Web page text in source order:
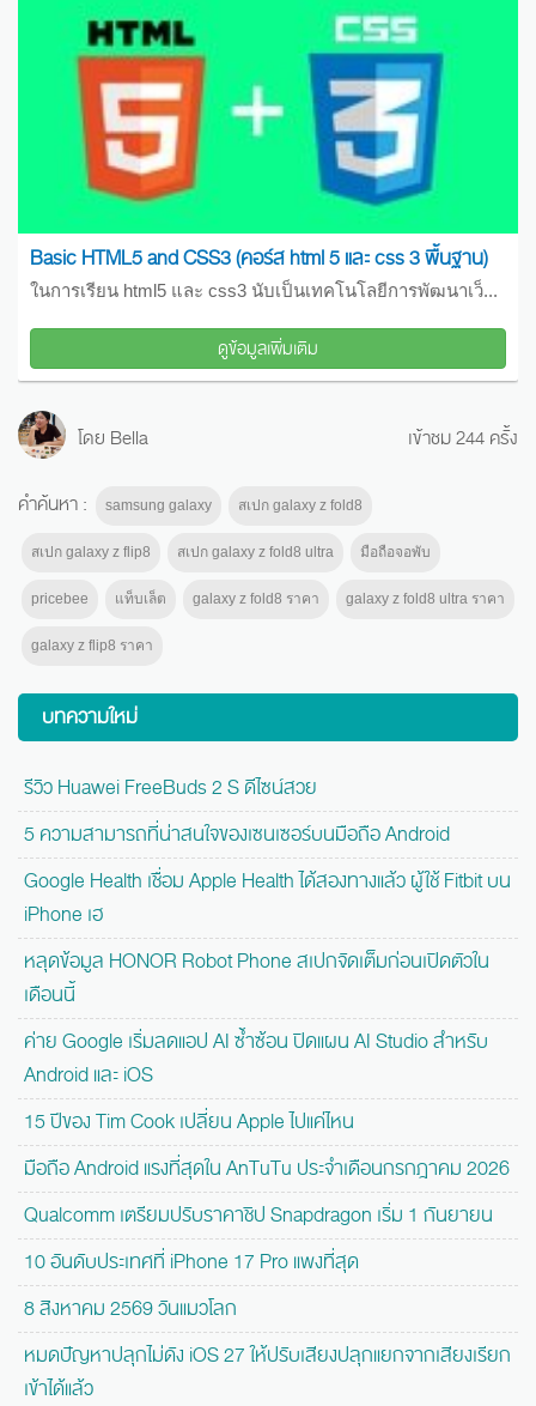
Basic HTML5 and CSS3 (คอร์ส html 5 และ css 3 พื้นฐาน)
ในการเรียน html5 และ css3 นับเป็นเทคโนโลยีการพัฒนาเว็...
ดูข้อมูลเพิ่มเติม
โดย Bella เข้าชม 244 ครั้ง
คำค้นหา : samsung galaxy สเปก galaxy z fold8
สเปก galaxy z flip8 สเปก galaxy z fold8 ultra มือถือจอพับ
pricebee แท็บเล็ต galaxy z fold8 ราคา galaxy z fold8 ultra ราคา
galaxy z flip8 ราคา
บทความใหม่
รีวิว Huawei FreeBuds 2 S ดีไซน์สวย
5 ความสามารถที่น่าสนใจของเซนเซอร์บนมือถือ Android
Google Health เชื่อม Apple Health ได้สองทางแล้ว ผู้ใช้ Fitbit บน
iPhone เฮ
หลุดข้อมูล HONOR Robot Phone สเปกจัดเต็มก่อนเปิดตัวใน
เดือนนี้
ค่าย Google เริ่มลดแอป AI ซ้ำซ้อน ปิดแผน AI Studio สำหรับ
Android และ iOS
15 ปีของ Tim Cook เปลี่ยน Apple ไปแค่ไหน
มือถือ Android แรงที่สุดใน AnTuTu ประจำเดือนกรกฎาคม 2026
Qualcomm เตรียมปรับราคาชิป Snapdragon เริ่ม 1 กันยายน
10 อันดับประเทศที่ iPhone 17 Pro แพงที่สุด
8 สิงหาคม 2569 วันแมวโลก
หมดปัญหาปลุกไม่ดัง iOS 27 ให้ปรับเสียงปลุกแยกจากเสียงเรียก
เข้าได้แล้ว